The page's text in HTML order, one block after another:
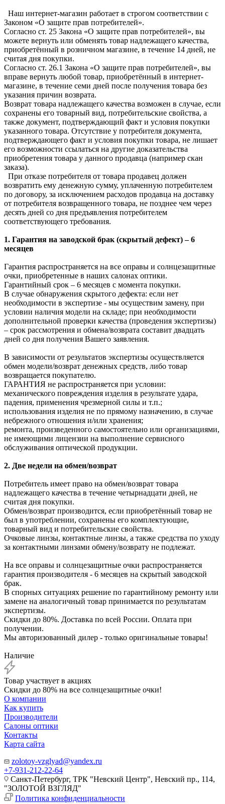
Наш интернет-магазин работает в строгом соответствии с
Законом «О защите прав потребителей».
Согласно ст. 25 Закона «О защите прав потребителей», вы
можете вернуть или обменять товар надлежащего качества,
приобретённый в розничном магазине, в течение 14 дней, не
считая дня покупки.
Согласно ст. 26.1 Закона «О защите прав потребителей», вы
вправе вернуть любой товар, приобретённый в интернет-
магазине, в течение семи дней после получения товара без
указания причин возврата.
Возврат товара надлежащего качества возможен в случае, если
сохранены его товарный вид, потребительские свойства, а
также документ, подтверждающий факт и условия покупки
указанного товара. Отсутствие у потребителя документа,
подтверждающего факт и условия покупки товара, не лишает
его возможности ссылаться на другие доказательства
приобретения товара у данного продавца (например скан
заказа).
При отказе потребителя от товара продавец должен
возвратить ему денежную сумму, уплаченную потребителем
по договору, за исключением расходов продавца на доставку
от потребителя возвращенного товара, не позднее чем через
десять дней со дня предъявления потребителем
соответствующего требования.
1. Гарантия на заводской брак (скрытый дефект) – 6
месяцев
Гарантия распространяется на все оправы и солнцезащитные
очки, приобретенные в наших салонах оптики.
Гарантийный срок – 6 месяцев с момента покупки.
В случае обнаружения скрытого дефекта: если нет
необходимости в экспертизе - мы осуществим замену, при
условии наличия модели на складе; при необходимости
дополнительной проверки качества (проведения экспертизы)
– срок рассмотрения и обмена/возврата составит двадцать
дней со дня получения Вашего заявления.
В зависимости от результатов экспертизы осуществляется
обмен модели/возврат денежных средств, либо товар
возвращается покупателю.
ГАРАНТИЯ не распространяется при условии:
механического повреждения изделия в результате удара,
падения, применения чрезмерной силы и т.п.;
использования изделия не по прямому назначению, в случае
небрежного отношения и/или хранения;
ремонта, произведенного самостоятельно или организациями,
не имеющими лицензии на выполнение сервисного
обслуживания оптической продукции.
2. Две недели на обмен/возврат
Потребитель имеет право на обмен/возврат товара
надлежащего качества в течение четырнадцати дней, не
считая дня покупки.
Обмен/возврат производится, если приобретённый товар не
был в употреблении, сохранены его комплектующие,
товарный вид и потребительские свойства.
Очковые линзы, контактные линзы, а также средства по уходу
за контактными линзами обмену/возврату не подлежат.
На все оправы и солнцезащитные очки распространяется
гарантия производителя - 6 месяцев на скрытый заводской
брак.
В спорных ситуациях решение по гарантийному ремонту или
замене на аналогичный товар принимается по результатам
экспертизы.
Скидки до 80%. Доставка по всей России. Оплата при
получении.
Мы авторизованный дилер - только оригинальные товары!
Наличие
Товар участвует в акциях
Скидки до 80% на все солнцезащитные очки!
О компании
Как купить
Производители
Салоны оптики
Контакты
Карта сайта
zolotoy-vzglyad@yandex.ru
+7-931-212-22-64
Санкт-Петербург, ТРК "Невский Центр", Невский пр., 114,
"ЗОЛОТОЙ ВЗГЛЯД"
Политика конфиденциальности